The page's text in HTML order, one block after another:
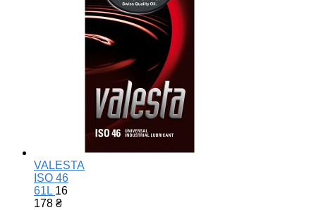
VALESTA
ISO 46
61L 16
178 ₴